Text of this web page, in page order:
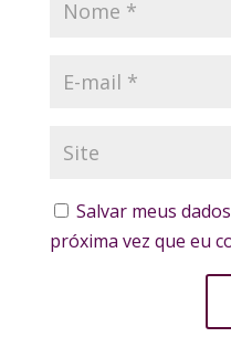
Salvar meus
próxima vez que eu